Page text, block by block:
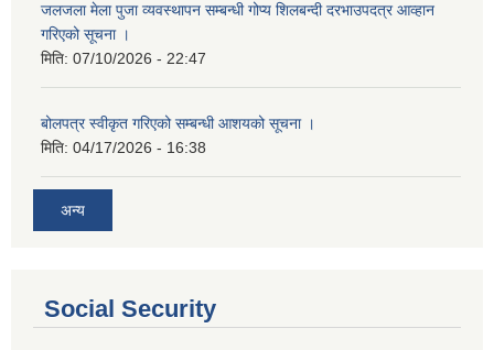
जलजला मेला पुजा व्यवस्थापन सम्बन्धी गोप्य शिलबन्दी दरभाउपदत्र आव्हान
गरिएको सूचना ।
मिति: 07/10/2026 - 22:47
बोलपत्र स्वीकृत गरिएको सम्बन्धी आशयको सूचना ।
मिति: 04/17/2026 - 16:38
अन्य
Social Security